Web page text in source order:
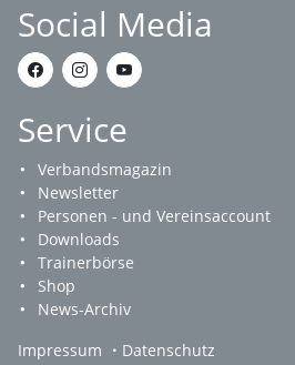
Social Media
Service
Verbandsmagazin
Newsletter
Personen - und Vereinsaccount
Downloads
Trainerbörse
Shop
News-Archiv
Impressum
Datenschutz